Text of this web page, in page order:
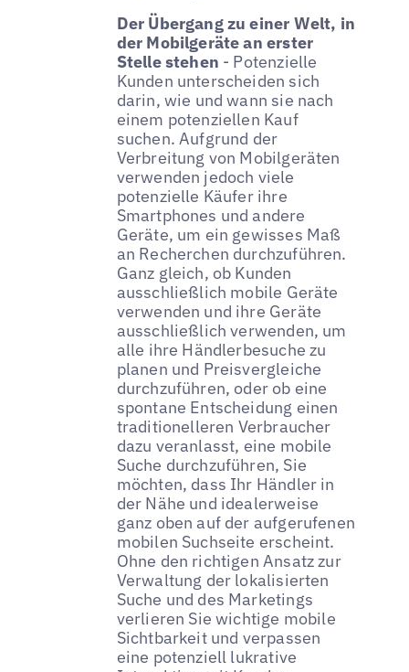
Der Übergang zu einer Welt, in
der Mobilgeräte an erster
Stelle stehen - Potenzielle
Kunden unterscheiden sich
darin, wie und wann sie nach
einem potenziellen Kauf
suchen. Aufgrund der
Verbreitung von Mobilgeräten
verwenden jedoch viele
potenzielle Käufer ihre
Smartphones und andere
Geräte, um ein gewisses Maß
an Recherchen durchzuführen.
Ganz gleich, ob Kunden
ausschließlich mobile Geräte
verwenden und ihre Geräte
ausschließlich verwenden, um
alle ihre Händlerbesuche zu
planen und Preisvergleiche
durchzuführen, oder ob eine
spontane Entscheidung einen
traditionelleren Verbraucher
dazu veranlasst, eine mobile
Suche durchzuführen, Sie
möchten, dass Ihr Händler in
der Nähe und idealerweise
ganz oben auf der aufgerufenen
mobilen Suchseite erscheint.
Ohne den richtigen Ansatz zur
Verwaltung der lokalisierten
Suche und des Marketings
verlieren Sie wichtige mobile
Sichtbarkeit und verpassen
eine potenziell lukrative